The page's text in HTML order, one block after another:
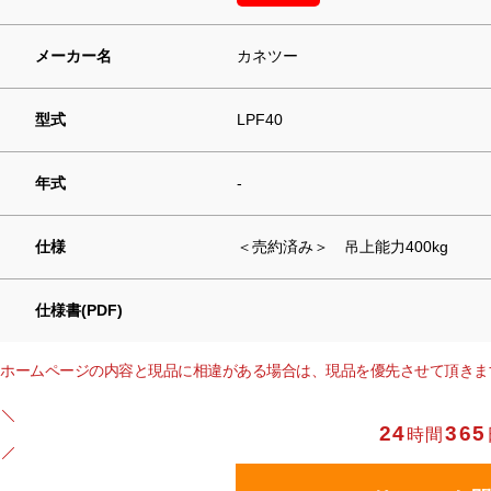
メーカー名 カネツー
型式 LPF40
年式 -
仕様 ＜売約済み＞ 吊上能力400kg
仕様書(PDF)
ホームページの内容と現品に相違がある場合は、現品を優先させて頂きま
24時間365